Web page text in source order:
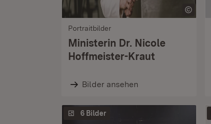
Portraitbilder
Ministerin Dr. Nicole
Hoffmeister-Kraut
Bilder ansehen
6 Bilder